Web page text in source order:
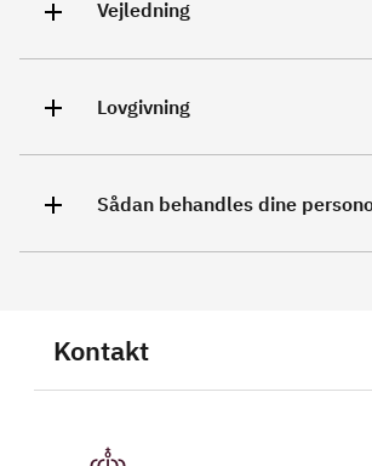
Vejledning
Lovgivning
Sådan behandles dine
Kontakt